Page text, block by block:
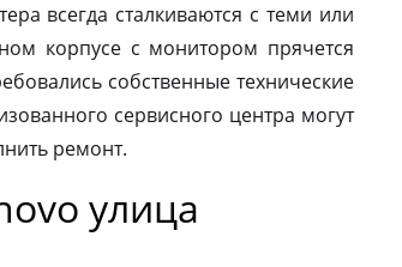
всегда сталкиваются с теми или
корпусе с монитором прячется
собственные технические
сервисного центра могут
ремонт.
улица